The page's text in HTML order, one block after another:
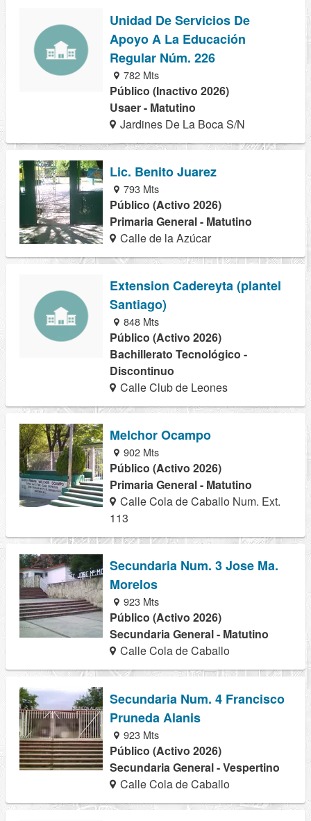
Unidad De Servicios De
Apoyo A La Educación
Regular Núm. 226
782 Mts
Público (Inactivo 2026)
Usaer - Matutino
Jardines De La Boca S/N
Lic. Benito Juarez
793 Mts
Público (Activo 2026)
Primaria General - Matutino
Calle de la Azúcar
Extension Cadereyta (plantel
Santiago)
848 Mts
Público (Activo 2026)
Bachillerato Tecnológico -
Discontinuo
Calle Club de Leones
Melchor Ocampo
902 Mts
Público (Activo 2026)
Primaria General - Matutino
Calle Cola de Caballo Num. Ext.
113
Secundaria Num. 3 Jose Ma.
Morelos
923 Mts
Público (Activo 2026)
Secundaria General - Matutino
Calle Cola de Caballo
Secundaria Num. 4 Francisco
Pruneda Alanis
923 Mts
Público (Activo 2026)
Secundaria General - Vespertino
Calle Cola de Caballo